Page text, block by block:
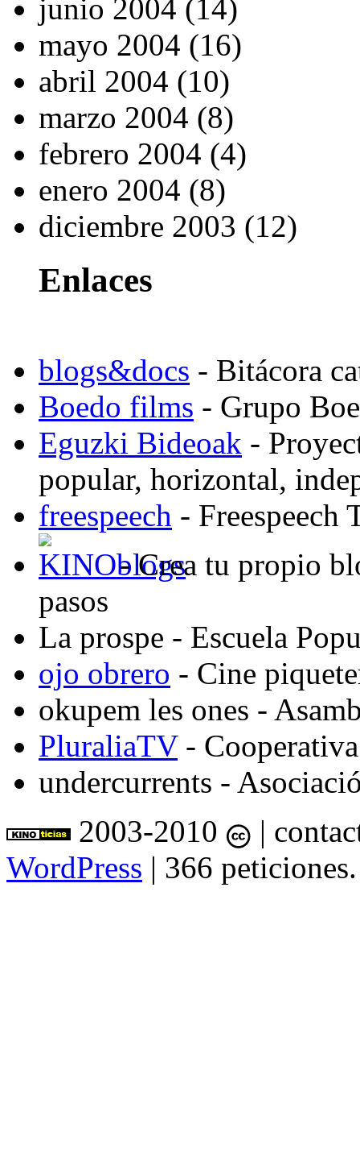
junio 2004 (14)
mayo 2004 (16)
abril 2004 (10)
marzo 2004 (8)
febrero 2004 (4)
enero 2004 (8)
diciembre 2003 (12)
Enlaces
blogs&docs - Bitácora
Boedo films - Grupo
Eguzki Bideoak -
popular, horizontal,
freespeech - Freespeech
- Crea tu propio
pasos
La prospe - Escuela
ojo obrero - Cine
okupem les ones -
PluraliaTV-
undercurrents -
2003-2010
|
WordPress | 366